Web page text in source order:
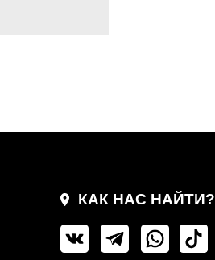
КАК НАС НАЙТИ?